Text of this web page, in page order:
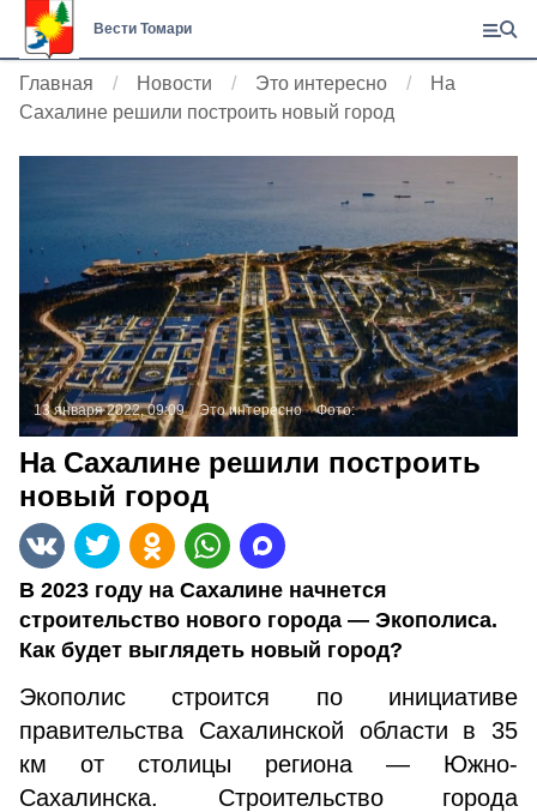
Вести Томари
Главная Новости Это интересно
На
Сахалине решили построить новый город
13 января 2022, 09:09 Это интересно Фото:
На Сахалине решили построить
новый город
В 2023 году на Сахалине начнется
строительство нового города — Экополиса.
Как будет выглядеть новый город?
Экополис строится по инициативе
правительства Сахалинской области в 35
км от столицы региона — Южно-
Сахалинска. Строительство города